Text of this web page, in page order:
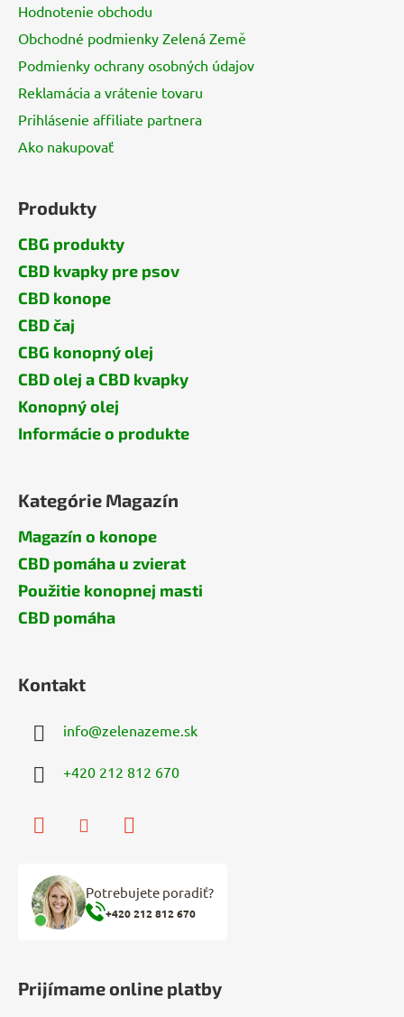
Hodnotenie obchodu
Obchodné podmienky Zelená Země
Podmienky ochrany osobných údajov
Reklamácia a vrátenie tovaru
Prihlásenie affiliate partnera
Ako nakupovať
Produkty
CBG produkty
CBD kvapky pre psov
CBD konope
CBD čaj
CBG konopný olej
CBD olej a CBD kvapky
Konopný olej
Informácie o produkte
Kategórie Magazín
Magazín o konope
CBD pomáha u zvierat
Použitie konopnej masti
CBD pomáha
Kontakt
info@zelenazeme.sk
+420 212 812 670
Potrebujete poradiť?
+420 212 812 670
Prijímame online platby